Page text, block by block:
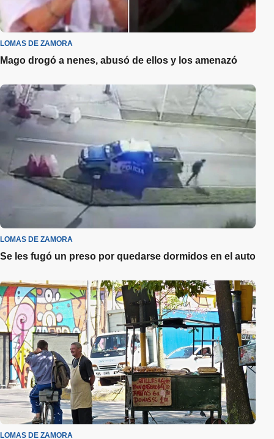
LOMAS DE ZAMORA
Mago drogó a nenes, abusó de ellos y los amenazó
LOMAS DE ZAMORA
Se les fugó un preso por quedarse dormidos en el auto
LOMAS DE ZAMORA